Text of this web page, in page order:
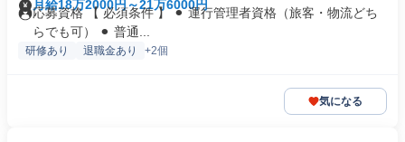
月給18万2000円～21万6000円
応募資格 【 必須条件 】 ⚫︎ 運行管理者資格（旅客・物流どち
らでも可） ⚫︎ 普通...
研修あり 退職金あり +2個
気になる